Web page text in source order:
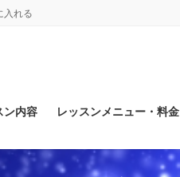
入れる
ン内容 レッスンメニュー・料金